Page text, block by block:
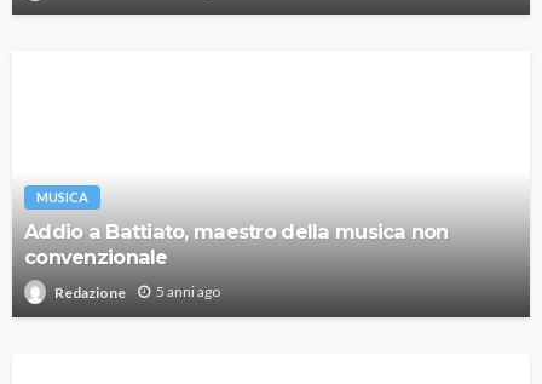
MUSICA
Addio a Battiato, maestro della musica non
convenzionale
Redazione 5 anni ago